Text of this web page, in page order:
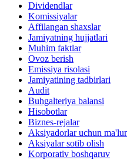
Dividendlar
Komissiyalar
Affilangan shaxslar
Jamiyatning hujjatlari
Muhim faktlar
Ovoz berish
Emissiya risolasi
Jamiyatining tadbirlari
Audit
Buhgalteriya balansi
Hisobotlar
Biznes-rejalar
Aksiyadorlar uchun
Aksiyalar sotib olish
Korporativ boshqaruv